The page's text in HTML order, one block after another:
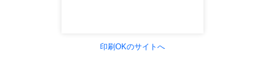
印刷OKのサイトへ